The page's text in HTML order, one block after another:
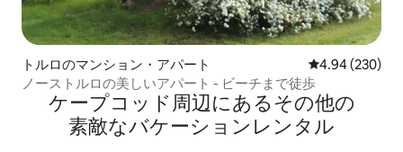
トルロのマンション・アパート レビュー230
4.94 (230)
ノーストルロの美しいアパート - ビーチまで徒歩
ケープコッド⁠周⁠辺⁠に⁠あ⁠るそ⁠の⁠他⁠の
素⁠敵⁠なバ⁠ケ⁠ー⁠シ⁠ョ⁠ン⁠レ⁠ン⁠タ⁠ル